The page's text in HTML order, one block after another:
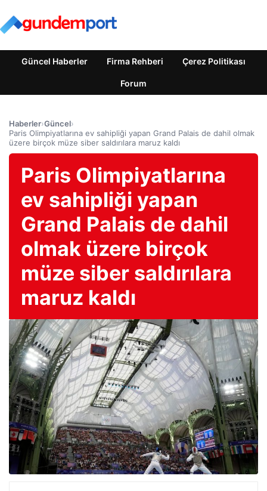
Güncel Haberler Firma Rehberi Çerez Politikası
Forum
Haberler›Güncel›
Paris Olimpiyatlarına ev sahipliği yapan Grand Palais de dahil olmak
üzere birçok müze siber saldırılara maruz kaldı
Paris Olimpiyatlarına
ev sahipliği yapan
Grand Palais de dahil
olmak üzere birçok
müze siber saldırılara
maruz kaldı